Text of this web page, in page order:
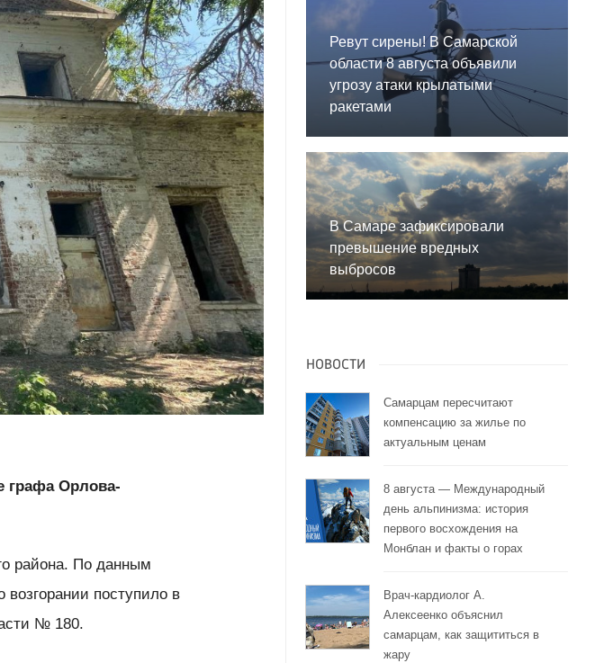
графа Орлова-
района. По данным
поступило в
№ 180.
Ревут сирены! В Самарской
области 8 августа объявили
угрозу атаки крылатыми
ракетами
В Самаре зафиксировали
превышение вредных
выбросов
НОВОСТИ
Самарцам пересчитают
компенсацию за жилье по
актуальным ценам
8 августа — Международный
день альпинизма: история
первого восхождения на
Монблан и факты о горах
Врач-кардиолог А.
Алексеенко объяснил
самарцам, как защититься в
жару